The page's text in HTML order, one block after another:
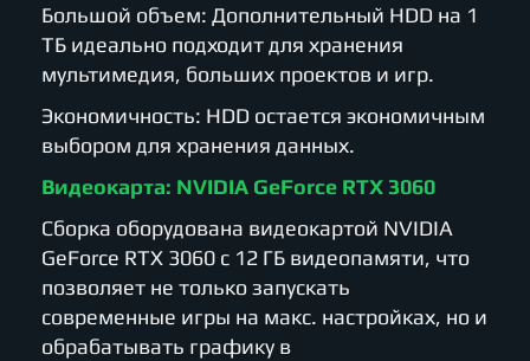
Большой объем: Дополнительный HDD на 1
ТБ идеально подходит для хранения
мультимедия, больших проектов и игр.
Экономичность: HDD остается экономичным
выбором для хранения данных.
Видеокарта: NVIDIA GeForce RTX 3060
Сборка оборудована видеокартой NVIDIA
GeForce RTX 3060 с 12 ГБ видеопамяти, что
позволяет не только запускать
современные игры на макс. настройках, но и
обрабатывать графику в